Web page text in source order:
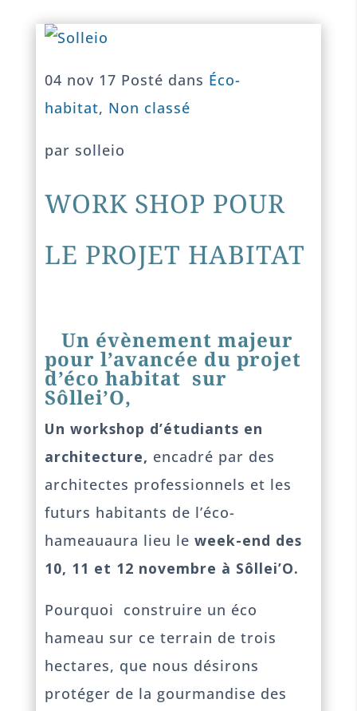
04 nov 17 Posté dans Éco-
habitat, Non classé
par solleio
WORK SHOP POUR
LE PROJET HABITAT
Un évènement majeur
pour l’avancée du projet
d’éco habitat sur
Sôllei’O,
Un workshop d’étudiants en
architecture, encadré par des
architectes professionnels et les
futurs habitants de l’éco-
hameauaura lieu le week-end des
10, 11 et 12 novembre à Sôllei’O.
Pourquoi construire un éco
hameau sur ce terrain de trois
hectares, que nous désirons
protéger de la gourmandise des